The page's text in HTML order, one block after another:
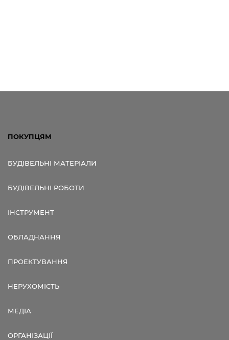
ПОКУПЦЯМ
БУДІВЕЛЬНІ МАТЕРІАЛИ
БУДІВЕЛЬНІ РОБОТИ
ІНСТРУМЕНТ
ОБЛАДНАННЯ
ПРОЕКТУВАННЯ
НЕРУХОМІСТЬ
МЕДІА
ОРГАНІЗАЦІЇ